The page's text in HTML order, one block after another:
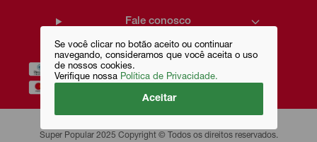
Se você clicar no botão aceito ou continuar
navegando, consideramos que você aceita o uso
de nossos cookies.
Verifique nossa Política de Privacidade.
Aceitar
Fale conosco
Super Popular 2025 Copyright © Todos os direitos reservados.